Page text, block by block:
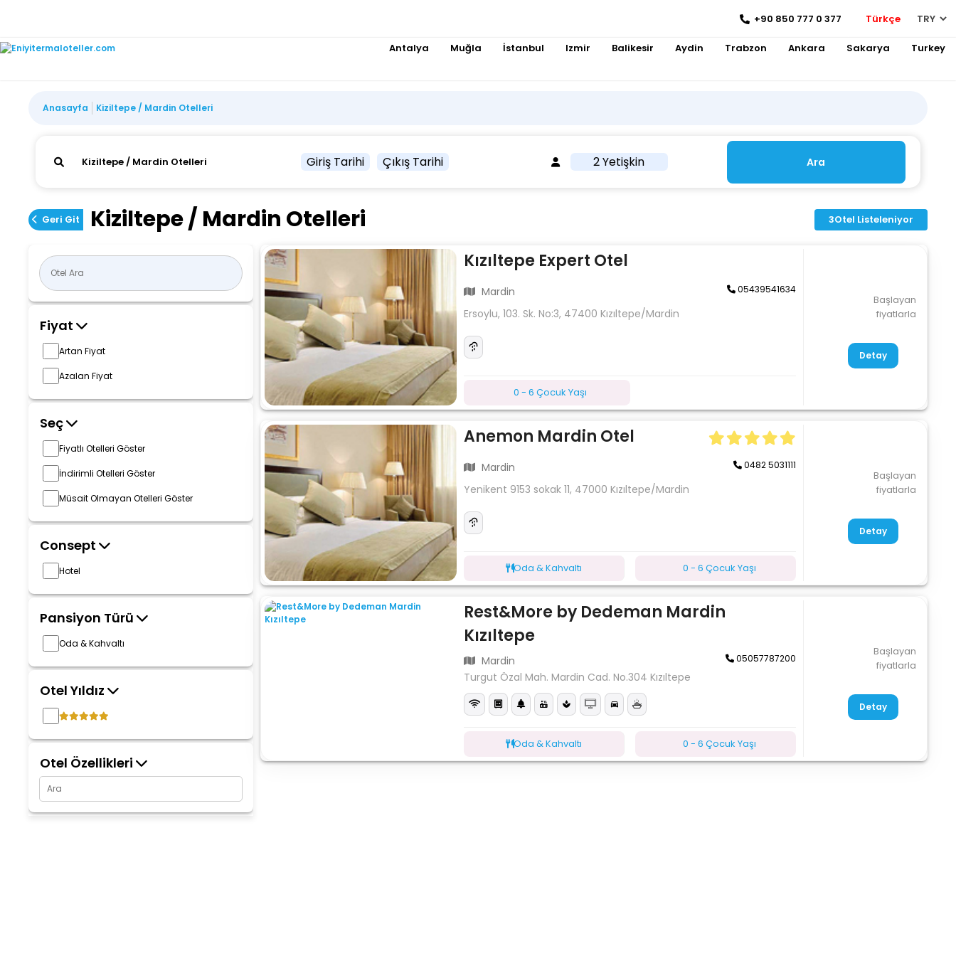
+90 850 777 0 377 Türkçe
Antalya Muğla İstanbul Izmir Balikesir Aydin Trabzon Ankara Sakarya Turkey
Anasayfa Kiziltepe / Mardin Otelleri
Giriş Tarihi Çıkış Tarihi 2 Yetişkin Ara
Geri Git Kiziltepe / Mardin Otelleri 3Otel Listeleniyor
Fiyat
Artan Fiyat
Azalan Fiyat
Seç
Fiyatlı Otelleri Göster
İndirimli Otelleri Göster
Müsait Olmayan Otelleri Göster
Consept
Hotel
Pansiyon Türü
Oda & Kahvaltı
Otel Yıldız
Otel Özellikleri
Kızıltepe Expert Otel
Mardin 05439541634
Ersoylu, 103. Sk. No:3, 47400 Kızıltepe/Mardin
0 - 6 Çocuk Yaşı
Başlayan
fiyatlarla
Detay
Anemon Mardin Otel
Mardin 0482 5031111
Yenikent 9153 sokak 11, 47000 Kızıltepe/Mardin
Oda & Kahvaltı 0 - 6 Çocuk Yaşı
Başlayan
fiyatlarla
Detay
Rest&More by Dedeman Mardin
Kızıltepe
Mardin 05057787200
Turgut Özal Mah. Mardin Cad. No.304 Kızıltepe
Oda & Kahvaltı 0 - 6 Çocuk Yaşı
Başlayan
fiyatlarla
Detay